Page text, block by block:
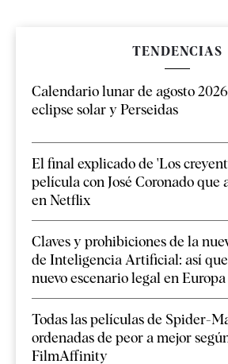
TENDENCIAS
Calendario lunar de agosto
eclipse solar y Perseidas
El final explicado de 'Los
película con José Coronado que
en Netflix
Claves y prohibiciones de la
de Inteligencia Artificial: así
nuevo escenario legal en Europa
Todas las películas de Spider-
ordenadas de peor a mejor
FilmAffinity